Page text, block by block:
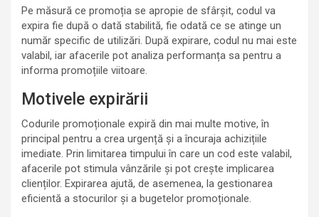
Pe măsură ce promoția se apropie de sfârșit, codul va
expira fie după o dată stabilită, fie odată ce se atinge un
număr specific de utilizări. După expirare, codul nu mai este
valabil, iar afacerile pot analiza performanța sa pentru a
informa promoțiile viitoare.
Motivele expirării
Codurile promoționale expiră din mai multe motive, în
principal pentru a crea urgență și a încuraja achizițiile
imediate. Prin limitarea timpului în care un cod este valabil,
afacerile pot stimula vânzările și pot crește implicarea
clienților. Expirarea ajută, de asemenea, la gestionarea
eficientă a stocurilor și a bugetelor promoționale.